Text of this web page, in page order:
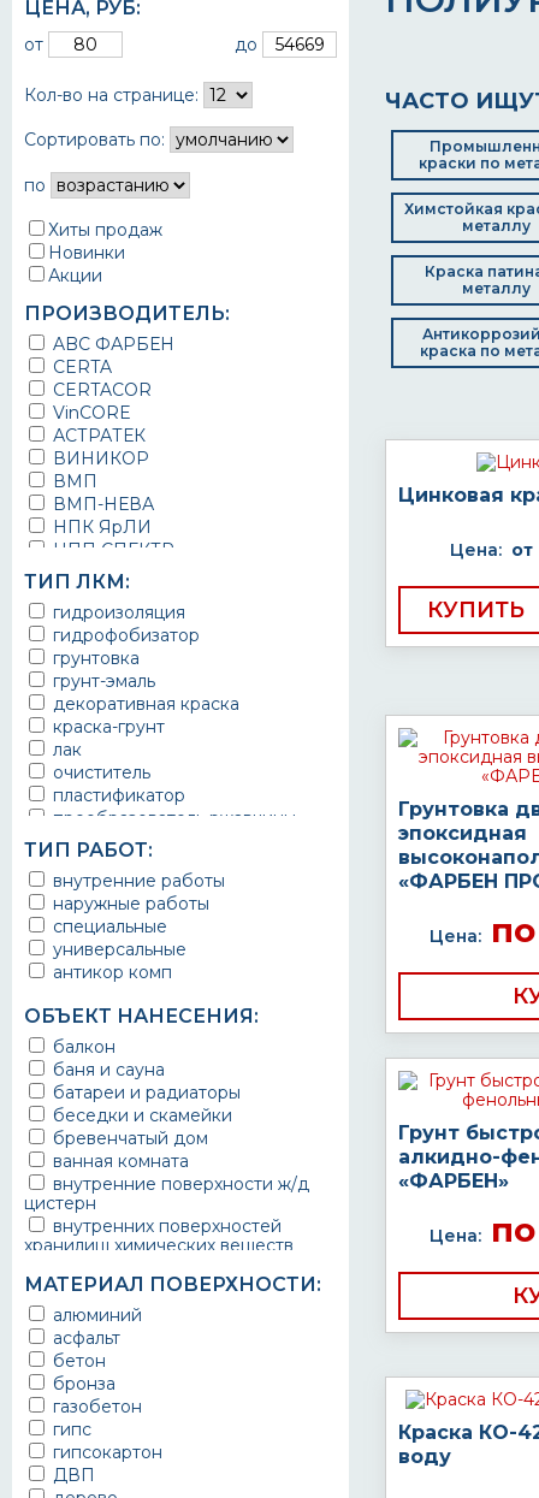
ЦЕНА, РУБ:
от до
Кол-во на странице:
Сортировать по:
по
Хиты продаж
Новинки
Акции
ПРОИЗВОДИТЕЛЬ:
ABC ФАРБЕН
CERTA
CERTACOR
VinCORE
АСТРАТЕК
ВИНИКОР
ВМП
ВМП-НЕВА
НПК ЯрЛИ
НПП СПЕКТР
НПФ ЭМАЛЬ
ТЕРМА
УРЕПЛЕН
ТИП ЛКМ:
гидроизоляция
гидрофобизатор
грунтовка
грунт-эмаль
декоративная краска
краска-грунт
лак
очиститель
пластификатор
преобразователь ржавчины
эмаль
Краска
Покрытие
грунт эмаль
защитное покрытие
ТИП РАБОТ:
внутренние работы
наружные работы
специальные
универсальные
антикор комп
ОБЪЕКТ НАНЕСЕНИЯ:
балкон
баня и сауна
батареи и радиаторы
беседки и скамейки
бревенчатый дом
ванная комната
внутренние поверхности ж/д
цистерн
внутренних поверхностей
хранилищ химических веществ
ворота
выхлопные системы
автомобилей
газопроводы
гараж
гидротехнические сооружения
городской транспорт
грузовые вагоны
двери металлические
детали двигателей
МАТЕРИАЛ ПОВЕРХНОСТИ:
алюминий
асфальт
бетон
бронза
газобетон
гипс
гипсокартон
ДВП
ЧАСТО
краски по
Химстойкая
металлу
Краска
металлу
краска по
Цинковая
Цена: от
КУПИТЬ
Грунтовка
эпоксидная
«ФАРБЕН
Цена:по
Грунт
алкидно-
«ФАРБЕН»
Цена:по
Краска КО-
воду